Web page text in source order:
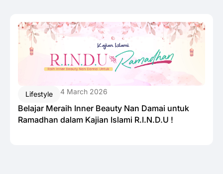
Lifestyle 4 March 2026
Belajar Meraih Inner Beauty Nan Damai untuk
Ramadhan dalam Kajian Islami R.I.N.D.U !